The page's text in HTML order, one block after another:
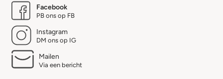
Facebook
PB ons op FB
Instagram
DM ons op IG
Mailen
Via een bericht